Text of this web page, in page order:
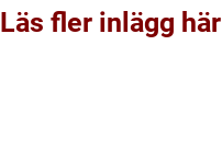
Läs fler inlägg här